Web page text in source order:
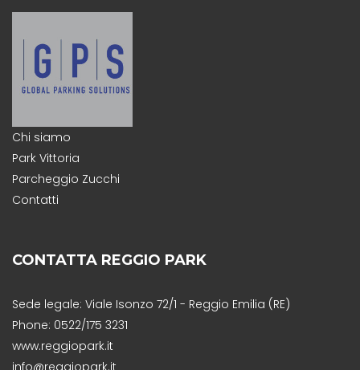
Chi siamo
Park Vittoria
Parcheggio Zucchi
Contatti
CONTATTA REGGIO PARK
Sede legale: Viale Isonzo 72/1 - Reggio Emilia (RE)
Phone: 0522/175 3231
www.reggiopark.it